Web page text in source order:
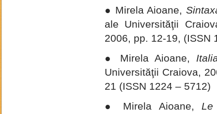
● Mirela Aioane,
ale Universităţii
2006, pp. 12-19, (ISSN
● Mirela Aioane,
Universităţii Craiova,
21 (ISSN 1224 – 5712)
● Mirela Aioane, Le